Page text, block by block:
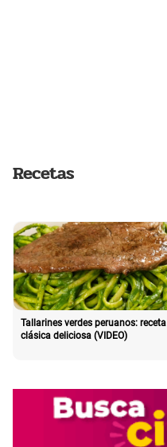
Recetas
Tallarines verdes peruanos: receta
clásica deliciosa (VIDEO)